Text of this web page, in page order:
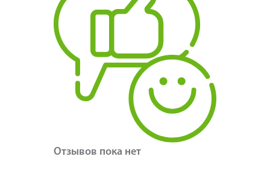
Отзывов пока нет